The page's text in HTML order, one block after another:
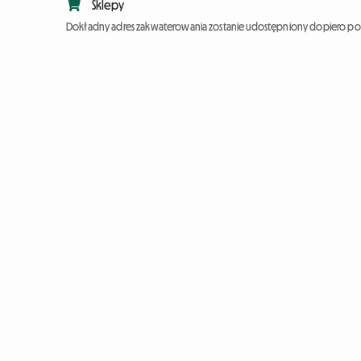
Sklepy
Dokładny adres zakwaterowania zostanie udostępniony dopiero